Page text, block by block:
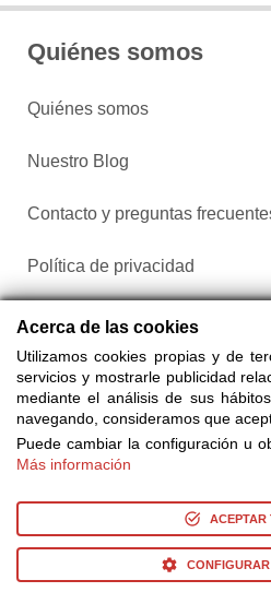
Quiénes somos
Quiénes somos
Nuestro Blog
Contacto y preguntas
Política de privacidad
Configurar cookies
de 25
© Copyright 2014-2026
Acerca de las cookies
Utilizamos cookies propias y de
servicios y mostrarle publicidad
mediante el análisis de sus
navegando, consideramos que
Puede cambiar la configuración u
Más información
ACEPTAR